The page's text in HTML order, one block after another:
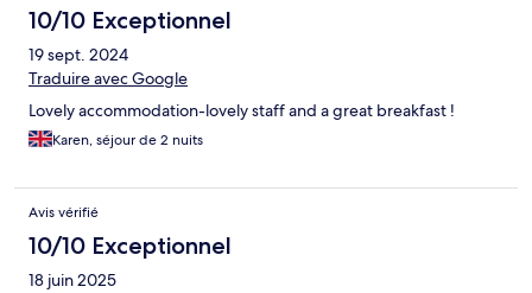
10/10 Exceptionnel
19 sept. 2024
Traduire avec Google
Lovely accommodation-lovely staff and a great breakfast !
Karen, séjour de 2 nuits
Avis vérifié
10/10 Exceptionnel
18 juin 2025